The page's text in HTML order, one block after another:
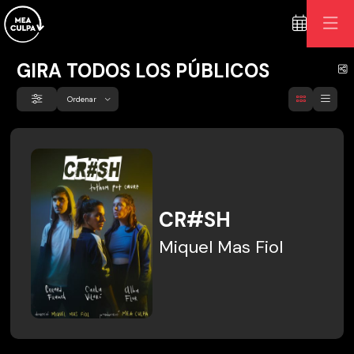
GIRA TODOS LOS PÚBLICOS
Filtrar Ordenar por
Ordenar
CR#SH
Miquel Mas Fiol